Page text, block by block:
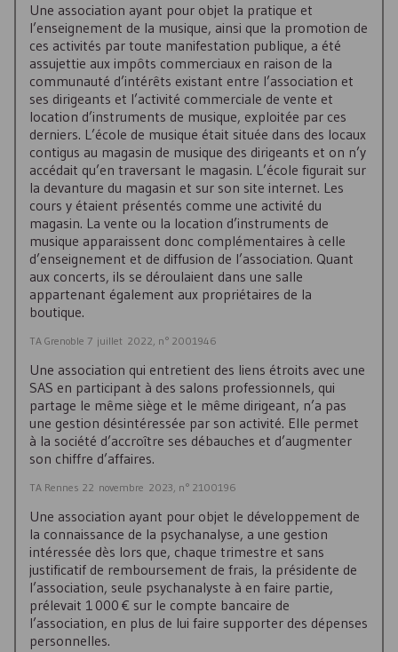
Une association ayant pour objet la pratique et
l’enseignement de la musique, ainsi que la promotion de
ces activités par toute manifestation publique, a été
assujettie aux impôts commerciaux en raison de la
communauté d’intérêts existant entre l’association et
ses dirigeants et l’activité commerciale de vente et
location d’instruments de musique, exploitée par ces
derniers. L’école de musique était située dans des locaux
contigus au magasin de musique des dirigeants et on n’y
accédait qu’en traversant le magasin. L’école figurait sur
la devanture du magasin et sur son site internet. Les
cours y étaient présentés comme une activité du
magasin. La vente ou la location d’instruments de
musique apparaissent donc complémentaires à celle
d’enseignement et de diffusion de l’association. Quant
aux concerts, ils se déroulaient dans une salle
appartenant également aux propriétaires de la
boutique.
TA Grenoble 7 juillet 2022, n° 2001946
Une association qui entretient des liens étroits avec une
SAS en participant à des salons professionnels, qui
partage le même siège et le même dirigeant, n’a pas
une gestion désintéressée par son activité. Elle permet
à la société d’accroître ses débauches et d’augmenter
son chiffre d’affaires.
TA Rennes 22 novembre 2023, n° 2100196
Une association ayant pour objet le développement de
la connaissance de la psychanalyse, a une gestion
intéressée dès lors que, chaque trimestre et sans
justificatif de remboursement de frais, la présidente de
l’association, seule psychanalyste à en faire partie,
prélevait 1 000 € sur le compte bancaire de
l’association, en plus de lui faire supporter des dépenses
personnelles.